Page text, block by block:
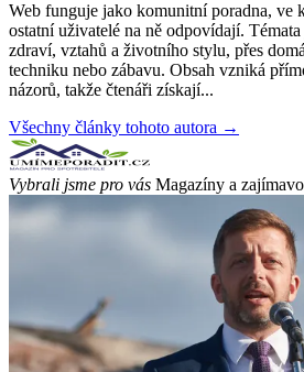
Web funguje jako komunitní poradna, ve
ostatní uživatelé na ně odpovídají.
zdraví, vztahů a životního stylu, přes
techniku nebo zábavu. Obsah vzniká
názorů, takže čtenáři získají...
Všechny články tohoto autora →
Vybrali jsme pro vás Magazíny a